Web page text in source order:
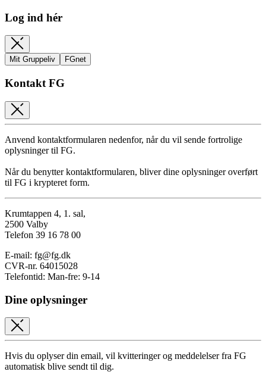
Log ind hér
Mit Gruppeliv FGnet
Kontakt FG
Anvend kontaktformularen nedenfor, når du vil sende fortrolige
oplysninger til FG.
Når du benytter kontaktformularen, bliver dine oplysninger overført
til FG i krypteret form.
Krumtappen 4, 1. sal,
2500 Valby
Telefon 39 16 78 00
E-mail: fg@fg.dk
CVR-nr. 64015028
Telefontid: Man-fre: 9-14
Dine oplysninger
Hvis du oplyser din email, vil kvitteringer og meddelelser fra FG
automatisk blive sendt til dig.